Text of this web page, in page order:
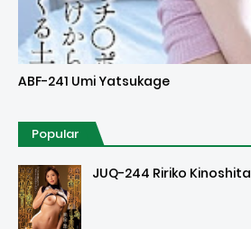
Uncensored
ABF-241 Umi Yatsukage
Popular
JUQ-244 Ririko Kinoshita